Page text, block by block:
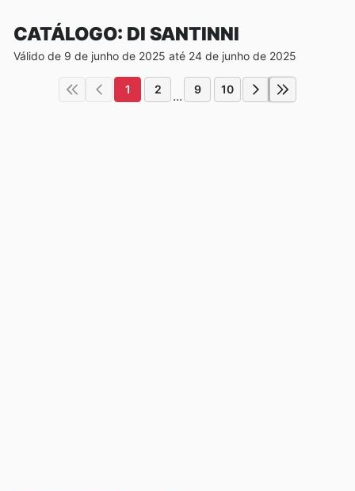
CATÁLOGO: DI SANTINNI
Válido de 9 de junho de 2025 até 24 de junho de 2025
1 2 ... 9 10